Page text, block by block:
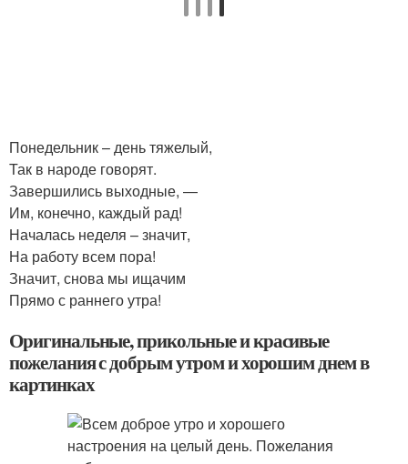
Понедельник – день тяжелый,
Так в народе говорят.
Завершились выходные, —
Им, конечно, каждый рад!
Началась неделя – значит,
На работу всем пора!
Значит, снова мы ищачим
Прямо с раннего утра!
Оригинальные, прикольные и красивые
пожелания с добрым утром и хорошим днем в
картинках